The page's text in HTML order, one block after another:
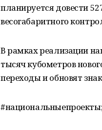
планируется довести
весогабаритного
В рамках реализации
тысяч кубометров
переходы и обновят